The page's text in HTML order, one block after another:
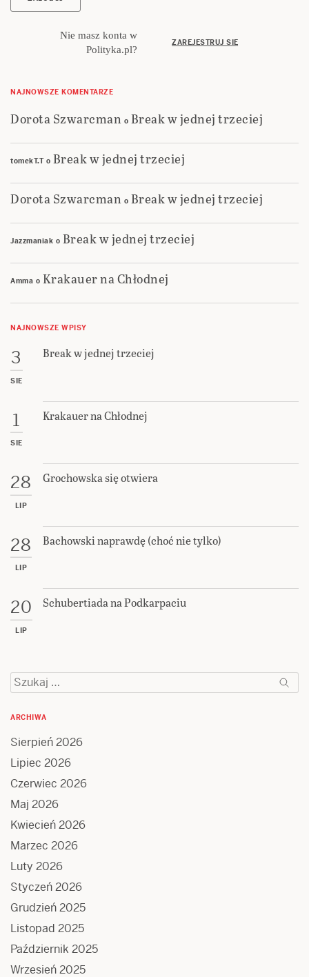
Nie masz konta w
Polityka.pl?
ZAREJESTRUJ SIĘ
NAJNOWSZE KOMENTARZE
Dorota Szwarcman o Break w jednej trzeciej
tomekT.To Break w jednej trzeciej
Dorota Szwarcman o Break w jednej trzeciej
Jazzmaniak o Break w jednej trzeciej
Amma o Krakauer na Chłodnej
NAJNOWSZE WPISY
3
SIE
Break w jednej trzeciej
1
SIE
Krakauer na Chłodnej
28
LIP
Grochowska się otwiera
28
LIP
Bachowski naprawdę (choć nie tylko)
20
LIP
Schubertiada na Podkarpaciu
Szukaj:
ARCHIWA
Sierpień 2026
Lipiec 2026
Czerwiec 2026
Maj 2026
Kwiecień 2026
Marzec 2026
Luty 2026
Styczeń 2026
Grudzień 2025
Listopad 2025
Październik 2025
Wrzesień 2025